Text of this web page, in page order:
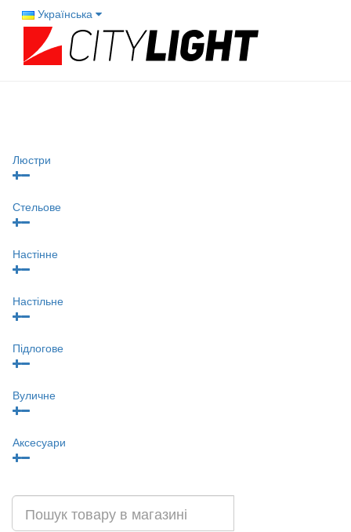
Українська
Люстри
Стельове
Настінне
Настільне
Підлогове
Вуличне
Аксесуари